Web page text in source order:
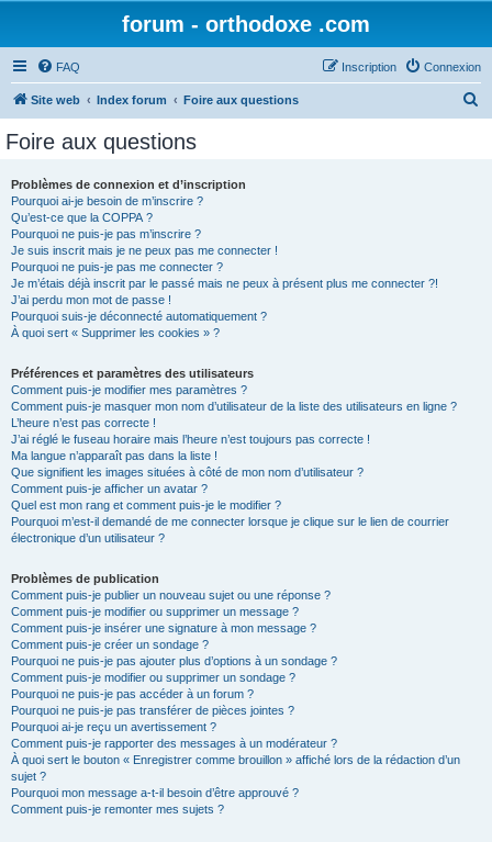
forum - orthodoxe .com
FAQ Connexion
Inscription
Site web Index forum Foire aux questions
Foire aux questions
Problèmes de connexion et d’inscription
Pourquoi ai-je besoin de m’inscrire ?
Qu’est-ce que la COPPA ?
Pourquoi ne puis-je pas m’inscrire ?
Je suis inscrit mais je ne peux pas me connecter !
Pourquoi ne puis-je pas me connecter ?
Je m’étais déjà inscrit par le passé mais ne peux à présent plus me connecter ?!
J’ai perdu mon mot de passe !
Pourquoi suis-je déconnecté automatiquement ?
À quoi sert « Supprimer les cookies » ?
Préférences et paramètres des utilisateurs
Comment puis-je modifier mes paramètres ?
Comment puis-je masquer mon nom d’utilisateur de la liste des utilisateurs en ligne ?
L’heure n’est pas correcte !
J’ai réglé le fuseau horaire mais l’heure n’est toujours pas correcte !
Ma langue n’apparaît pas dans la liste !
Que signifient les images situées à côté de mon nom d’utilisateur ?
Comment puis-je afficher un avatar ?
Quel est mon rang et comment puis-je le modifier ?
Pourquoi m’est-il demandé de me connecter lorsque je clique sur le lien de courrier
électronique d’un utilisateur ?
Problèmes de publication
Comment puis-je publier un nouveau sujet ou une réponse ?
Comment puis-je modifier ou supprimer un message ?
Comment puis-je insérer une signature à mon message ?
Comment puis-je créer un sondage ?
Pourquoi ne puis-je pas ajouter plus d’options à un sondage ?
Comment puis-je modifier ou supprimer un sondage ?
Pourquoi ne puis-je pas accéder à un forum ?
Pourquoi ne puis-je pas transférer de pièces jointes ?
Pourquoi ai-je reçu un avertissement ?
Comment puis-je rapporter des messages à un modérateur ?
À quoi sert le bouton « Enregistrer comme brouillon » affiché lors de la rédaction d’un
sujet ?
Pourquoi mon message a-t-il besoin d’être approuvé ?
Comment puis-je remonter mes sujets ?